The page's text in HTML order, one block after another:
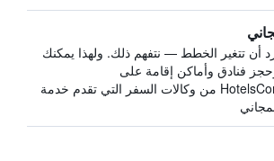
أن تتغير الخطط — نتفهم ذلك. ولهذا يمكنك
فنادق وأماكن إقامة على
HotelsCombined من وكالات السفر التي تقدم خدمة